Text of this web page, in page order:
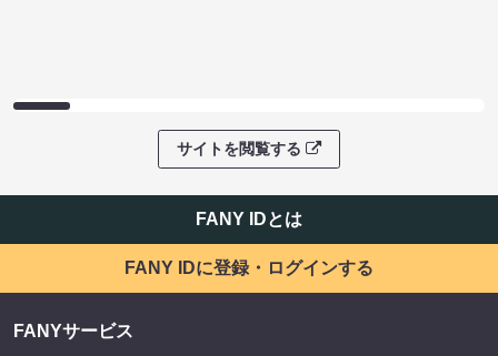
サイトを閲覧する
FANY IDとは
FANY IDに登録・ログインする
FANYサービス